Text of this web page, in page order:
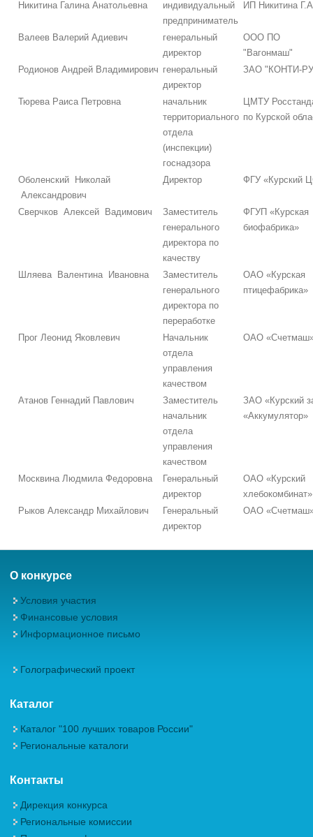
Никитина Галина Анатольевна
индивидуальный
предприниматель
ИП Никитина
Валеев Валерий Адиевич
генеральный
директор
ООО ПО
"Вагонмаш"
Родионов Андрей Владимирович генеральный
директор
ЗАО "КОНТИ-
Тюрева Раиса Петровна
начальник
территориального
отдела
(инспекции)
госнадзора
ЦМТУ
по Курской
Оболенский Николай
Александрович
Директор ФГУ «Курский
Сверчков Алексей Вадимович
Заместитель
генерального
директора по
качеству
ФГУП «Курская
биофабрика»
Шляева Валентина Ивановна
Заместитель
генерального
директора по
переработке
ОАО «Курская
птицефабрика»
Прог Леонид Яковлевич
Начальник
отдела
управления
качеством
ОАО
Атанов Геннадий Павлович
Заместитель
начальник
отдела
управления
качеством
ЗАО «Курский
«Аккумулятор»
Москвина Людмила Федоровна
Генеральный
директор
ОАО «Курский
хлебокомбинат»
Рыков Александр Михайлович
Генеральный
директор
ОАО
О конкурсе
Условия участия
Финансовые условия
Информационное письмо
Голографический проект
Каталог
Каталог "100 лучших товаров России"
Региональные каталоги
Контакты
Дирекция конкурса
Региональные комиссии